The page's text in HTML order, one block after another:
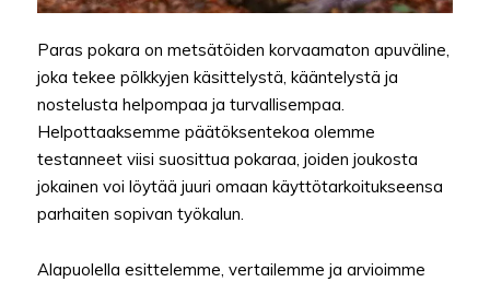
Paras pokara on metsätöiden korvaamaton apuväline,
joka tekee pölkkyjen käsittelystä, kääntelystä ja
nostelusta helpompaa ja turvallisempaa.
Helpottaaksemme päätöksentekoa olemme
testanneet viisi suosittua pokaraa, joiden joukosta
jokainen voi löytää juuri omaan käyttötarkoitukseensa
parhaiten sopivan työkalun.
Alapuolella esittelemme, vertailemme ja arvioimme